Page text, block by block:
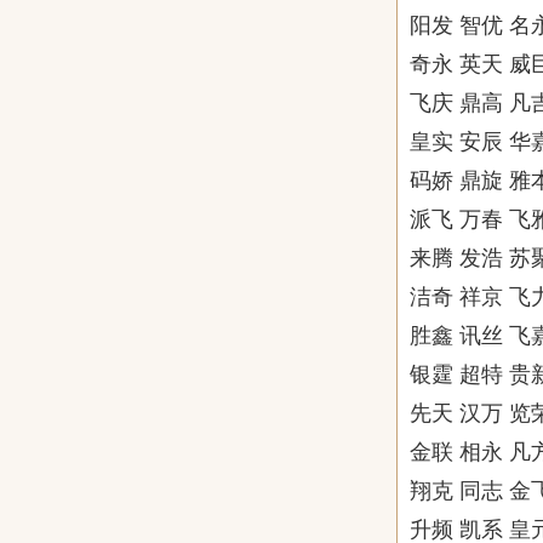
阳发 智优 名
奇永 英天 威
飞庆 鼎高 凡
皇实 安辰 华
码娇 鼎旋 雅
派飞 万春 飞
来腾 发浩 苏
洁奇 祥京 飞
胜鑫 讯丝 飞
银霆 超特 贵
先天 汉万 览
金联 相永 凡
翔克 同志 金
升频 凯系 皇